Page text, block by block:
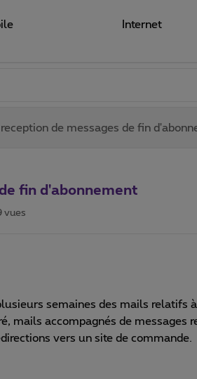
Internet
reception de messages de fin
fin d'abonnement
vues
semaines des mails relatifs à
mails accompagnés de messages
vers un site de commande.